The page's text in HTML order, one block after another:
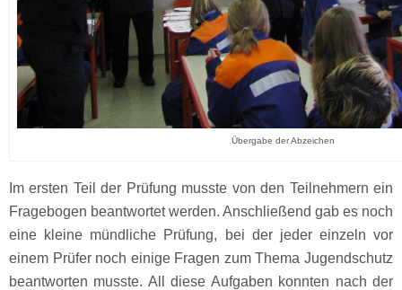
Übergabe der Abzeichen
Im ersten Teil der Prüfung musste von den Teilnehmern ein
Fragebogen beantwortet werden. Anschließend gab es noch
eine kleine mündliche Prüfung, bei der jeder einzeln vor
einem Prüfer noch einige Fragen zum Thema Jugendschutz
beantworten musste. All diese Aufgaben konnten nach der